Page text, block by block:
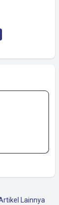
Lainnya